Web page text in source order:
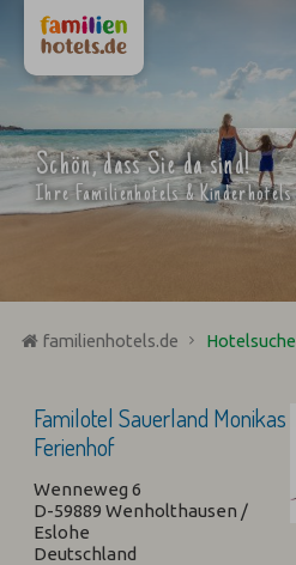
Schön, dass Sie da sind!
Ihre Familienhotels & Kinderhotels
familienhotels.de Hotelsuche
Familotel Sauerland Monikas
Ferienhof
Wenneweg 6
D-59889 Wenholthausen /
Eslohe
Deutschland